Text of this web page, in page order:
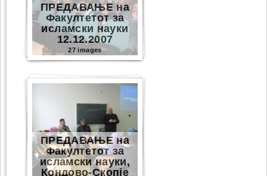
ПРЕДАВАЊЕ на
Факултетот за
исламски науки
12.12.2007
27 images
ПРЕДАВАЊЕ на
Факултетот за
исламски науки,
Кондово-Скопје